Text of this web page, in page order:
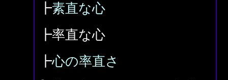
┣素直な心
┣率直な心
┣心の率直さ